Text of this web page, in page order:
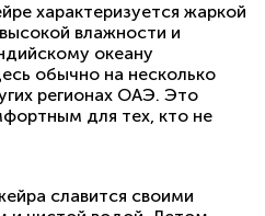
характеризуется жаркой
влажности и
океану
обычно на несколько
регионах ОАЭ. Это
для тех, кто не
славится своими